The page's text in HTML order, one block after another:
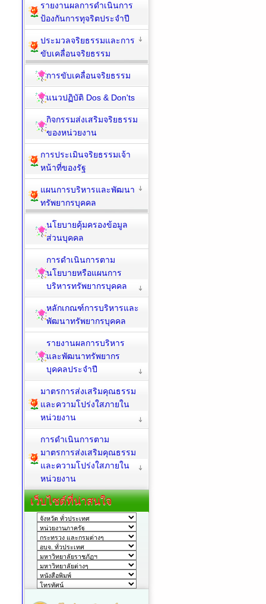
รายงานผลการดำเนินการ
ป้องกันการทุจริตประจำปี
ประมวลจริยธรรมและการ
ขับเคลื่อนจริยธรรม
การขับเคลื่อนจริยธรรม
แนวปฏิบัติ Dos & Don'ts
กิจกรรมส่งเสริมจริยธรรม
ของหน่วยงาน
การประเมินจริยธรรมเจ้า
หน้าที่ของรัฐ
แผนการบริหารและพัฒนา
ทรัพยากรบุคคล
นโยบายคุ้มครองข้อมูล
ส่วนบุคคล
การดำเนินการตาม
นโยบายหรือแผนการ
บริหารทรัพยากรบุคคล
หลักเกณฑ์การบริหารและ
พัฒนาทรัพยากรบุคคล
รายงานผลการบริหาร
และพัฒนาทรัพยากร
บุคคลประจำปี
มาตรการส่งเสริมคุณธรรม
และความโปร่งใสภายใน
หน่วยงาน
การดำเนินการตาม
มาตรการส่งเสริมคุณธรรม
และความโปร่งใสภายใน
หน่วยงาน
เว็บไซต์ที่น่าสนใจ